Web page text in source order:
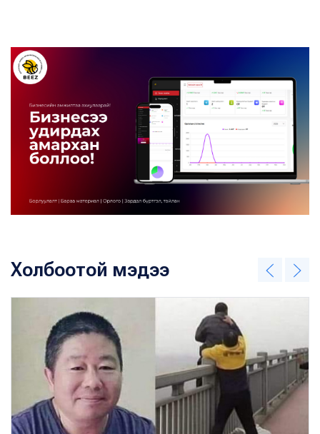
Холбоотой мэдээ